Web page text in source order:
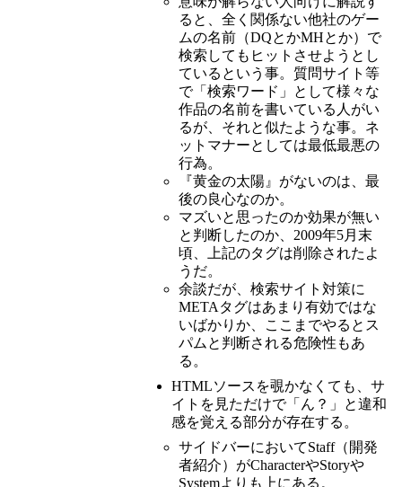
ると、全く関係ない他社のゲー
ムの名前（DQとかMHとか）で
検索してもヒットさせようとし
ているという事。質問サイト等
で「検索ワード」として様々な
作品の名前を書いている人がい
るが、それと似たような事。ネ
ットマナーとしては最低最悪の
行為。
『黄金の太陽』がないのは、最
後の良心なのか。
マズいと思ったのか効果が無い
と判断したのか、2009年5月末
頃、上記のタグは削除されたよ
うだ。
余談だが、検索サイト対策に
METAタグはあまり有効ではな
いばかりか、ここまでやるとス
パムと判断される危険性もあ
る。
HTMLソースを覗かなくても、サ
イトを見ただけで「ん？」と違和
感を覚える部分が存在する。
サイドバーにおいてStaff（開発
者紹介）がCharacterやStoryや
Systemよりも上にある。